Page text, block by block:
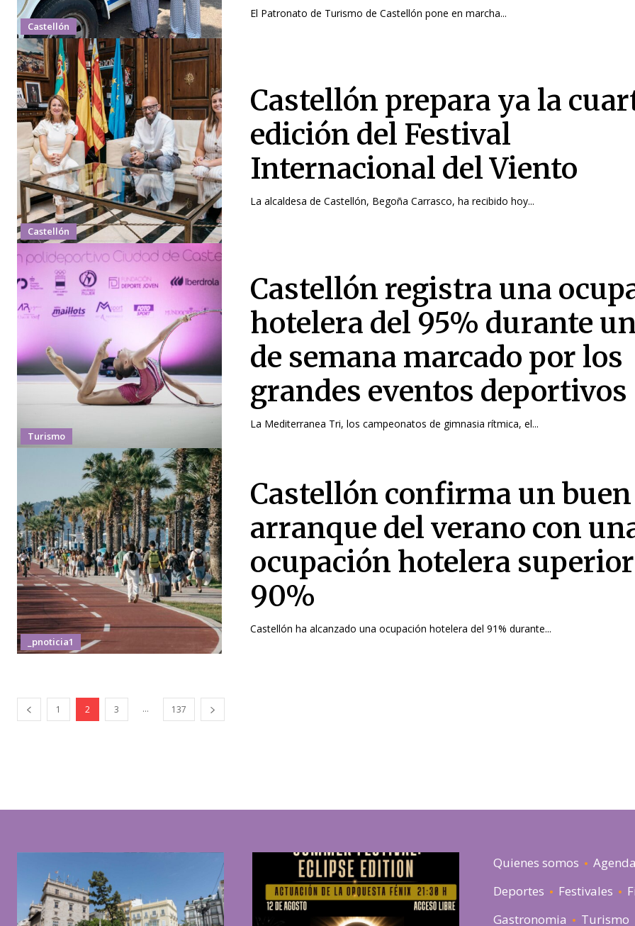
Castellón
El Patronato de Turismo de Castellón pone en marcha...
Castellón
Castellón prepara ya la
edición del Festival
Internacional del Viento
La alcaldesa de Castellón, Begoña Carrasco, ha recibido hoy...
Turismo
Castellón registra una
hotelera del 95% durante
de semana marcado por los
grandes eventos deportivos
La Mediterranea Tri, los campeonatos de gimnasia rítmica, el...
_pnoticia1
Castellón confirma un buen
arranque del verano con
ocupación hotelera
90%
Castellón ha alcanzado una ocupación hotelera del 91% durante...
1 2 3 ... 137
Quienes somos
Deportes
Festivales
Gastronomia
Turismo